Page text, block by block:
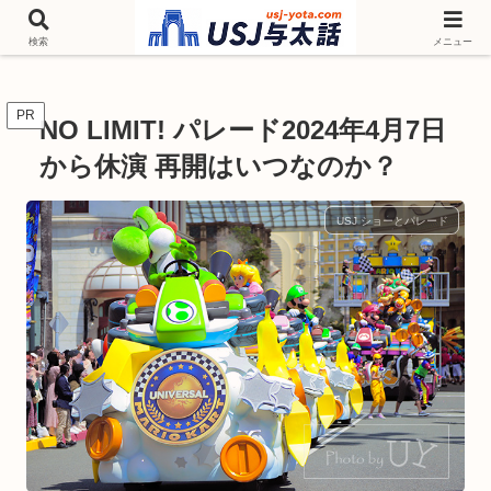
チケットやシーズンイベント ニンテンドーワールド アトラクションなどユニ
バを歩いて情報収集しています
PR NO LIMIT! パレード2024年4月7日
から休演 再開はいつなのか？
USJ ショーとパレード
検索 メニュー